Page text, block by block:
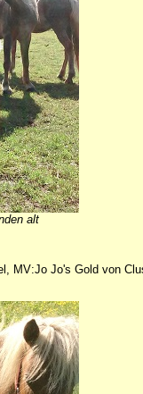
alt
MV:Jo Jo's Gold von